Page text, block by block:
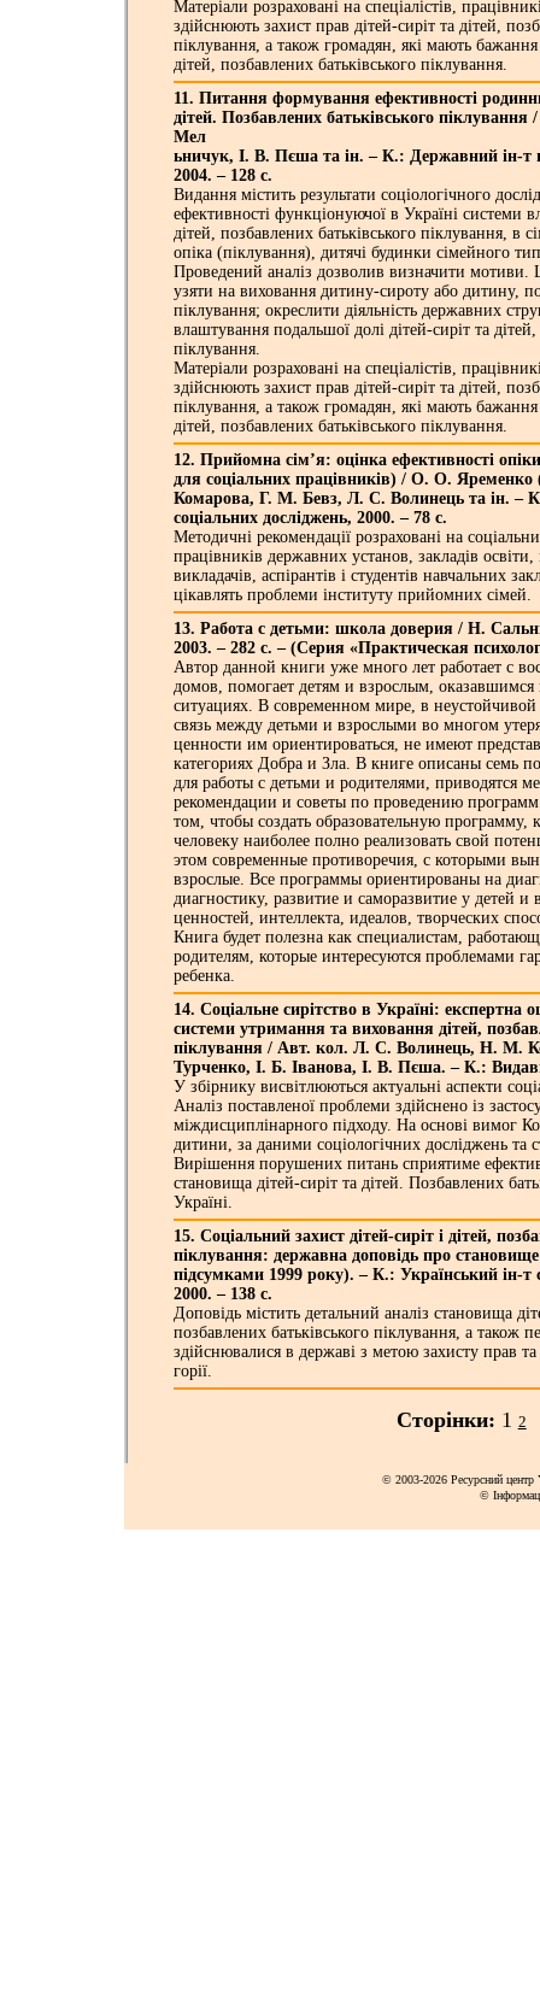
Матеріали розраховані на спеціалістів,
здійснюють захист прав дітей-сиріт та дітей,
піклування, а також громадян, які мають
дітей, позбавлених батьківського піклування.
11. Питання формування ефективності
дітей. Позбавлених батьківського
Мел
ьничук, І. В. Пєша та ін. – К.: Державний ін-т
2004. – 128 с.
Видання містить результати соціологічного
ефективності функціонуючої в Україні системи
дітей, позбавлених батьківського піклування, в
опіка (піклування), дитячі будинки сімейного
Проведений аналіз дозволив визначити
узяти на виховання дитину-сироту або дитину,
піклування; окреслити діяльність державних
влаштування подальшої долі дітей-сиріт та
піклування.
Матеріали розраховані на спеціалістів,
здійснюють захист прав дітей-сиріт та дітей,
піклування, а також громадян, які мають
дітей, позбавлених батьківського піклування.
12. Прийомна сім’я: оцінка ефективності
для соціальних працівників) / О. О.
Комарова, Г. М. Бевз, Л. С. Волинець та ін. –
соціальних досліджень, 2000. – 78 с.
Методичні рекомендації розраховані на
працівників державних установ, закладів
викладачів, аспірантів і студентів навчальних
цікавлять проблеми інституту прийомних сімей.
13. Работа с детьми: школа доверия / Н.
2003. – 282 с. – (Серия «Практическая
Автор данной книги уже много лет работает с
домов, помогает детям и взрослым,
ситуациях. В современном мире, в
связь между детьми и взрослыми во многом
ценности им ориентироваться, не имеют
категориях Добра и Зла. В книге описаны семь
для работы с детьми и родителями, приводятся
рекомендации и советы по проведению
том, чтобы создать образовательную программу,
человеку наиболее полно реализовать свой
этом современные противоречия, с которыми
взрослые. Все программы ориентированы на
диагностику, развитие и саморазвитие у детей
ценностей, интеллекта, идеалов, творческих
Книга будет полезна как специалистам,
родителям, которые интересуются проблемами
ребенка.
14. Соціальне сирітство в Україні: експертна
системи утримання та виховання дітей,
піклування / Авт. кол. Л. С. Волинець, Н. М.
Турченко, І. Б. Іванова, І. В. Пєша. – К.:
У збірнику висвітлюються актуальні аспекти
Аналіз поставленої проблеми здійснено із
міждисциплінарного підходу. На основі вимог
дитини, за даними соціологічних досліджень та
Вирішення порушених питань сприятиме
становища дітей-сиріт та дітей. Позбавлених
Україні.
15. Соціальний захист дітей-сиріт і дітей,
піклування: державна доповідь про становище
підсумками 1999 року). – К.: Український ін-т
2000. – 138 с.
Доповідь містить детальний аналіз становища
позбавлених батьківського піклування, а також
здійснювалися в державі з метою захисту прав та
горії.
Сторінки: 1 2
© 2003-2026 Ресурсний
©